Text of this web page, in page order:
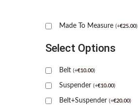
Made To Measure (+€25.00)
Select Options
Belt (+€10.00)
Suspender (+€10.00)
Belt+Suspender (+€20.00)